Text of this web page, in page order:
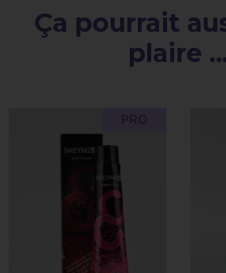
Ça pourrait
plaire